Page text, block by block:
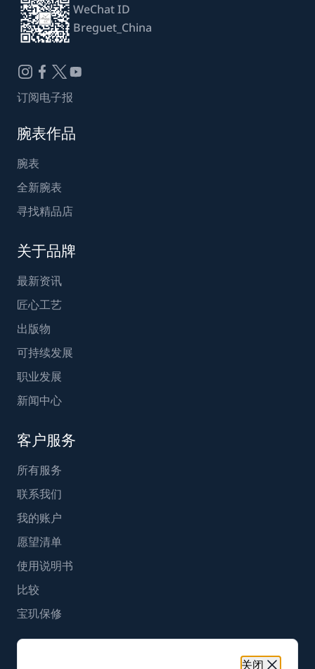
WeChat ID
Breguet_China
订阅电子报
腕表作品
腕表
全新腕表
寻找精品店
关于品牌
最新资讯
匠心工艺
出版物
可持续发展
职业发展
新闻中心
客户服务
所有服务
联系我们
我的账户
愿望清单
使用说明书
比较
宝玑保修
关闭